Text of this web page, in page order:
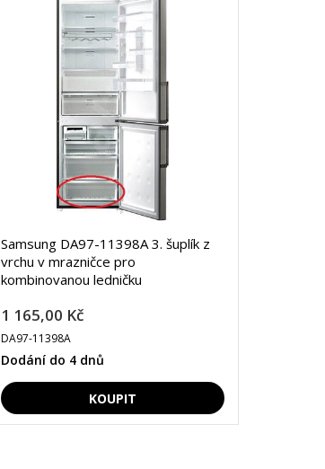
Samsung DA97-11398A 3. šuplík z
vrchu v mrazničce pro
kombinovanou ledničku
1 165,00 Kč
DA97-11398A
Dodání do 4 dnů